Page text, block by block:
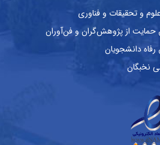
و تحقیقات و فناوری
از پژوهش‌گران و فن‌آوران
دانشجویان
نخبگان